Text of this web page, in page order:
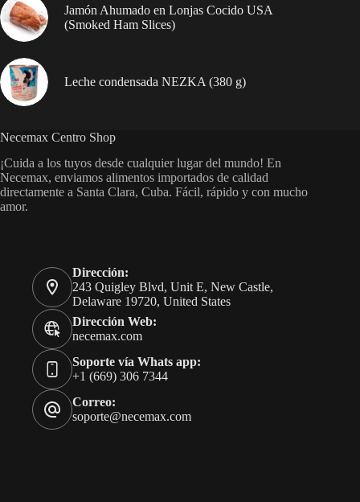
Jamón Ahumado en Lonjas Cocido USA
(Smoked Ham Slices)
Leche condensada NEZKA (380 g)
Necemax Centro Shop
¡Cuida a los tuyos desde cualquier lugar del mundo! En
Necemax, enviamos alimentos importados de calidad
directamente a Santa Clara, Cuba. Fácil, rápido y con mucho
amor.
Dirección:
243 Quigley Blvd, Unit E, New Castle,
Delaware 19720, United States
Dirección Web:
necemax.com
Soporte vía Whats app:
+1 (669) 306 7344
Correo:
soporte@necemax.com